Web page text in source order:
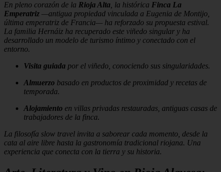
En pleno corazón de la Rioja Alta, la histórica Finca La
Emperatriz —antigua propiedad vinculada a Eugenia de Montijo,
última emperatriz de Francia— ha reforzado su propuesta estival.
La familia Hernáiz ha recuperado este viñedo singular y ha
desarrollado un modelo de turismo íntimo y conectado con el
entorno.
Visita guiada por el viñedo, conociendo sus singularidades.
Almuerzo basado en productos de proximidad y recetas de
temporada.
Alojamiento en villas privadas restauradas, antiguas casas de
trabajadores de la finca.
La filosofía slow travel invita a saborear cada momento, desde la
cata al aire libre hasta la gastronomía tradicional riojana. Una
experiencia que conecta con la tierra y su historia.